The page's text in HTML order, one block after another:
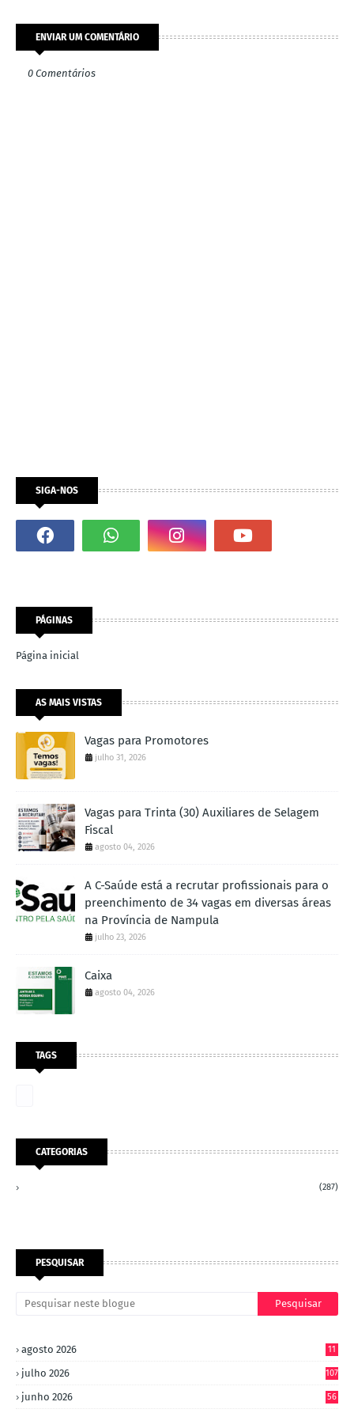
ENVIAR UM COMENTÁRIO
0 Comentários
SIGA-NOS
PÁGINAS
Página inicial
AS MAIS VISTAS
Vagas para Promotores
julho 31, 2026
Vagas para Trinta (30) Auxiliares de Selagem
Fiscal
agosto 04, 2026
A C-Saúde está a recrutar profissionais para o
preenchimento de 34 vagas em diversas áreas
na Província de Nampula
julho 23, 2026
Caixa
agosto 04, 2026
TAGS
CATEGORIAS
(287)
PESQUISAR
agosto 2026 11
julho 2026 107
junho 2026 56